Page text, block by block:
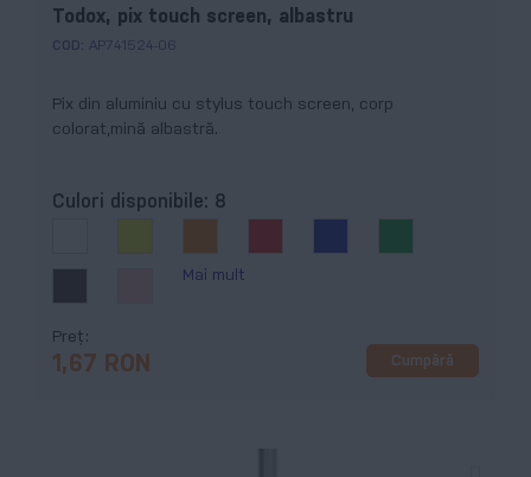
Todox, pix touch screen, albastru
COD: AP741524-06
Pix din aluminiu cu stylus touch screen, corp
colorat,mină albastră.
Culori disponibile: 8
Mai mult
Preț
1,67 RON Cumpără